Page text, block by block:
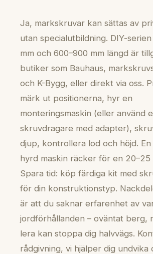
Ja, markskruvar kan sättas av
utan specialutbildning. DIY-
mm och 600–900 mm längd är
butiker som Bauhaus,
och K-Bygg, eller direkt via oss.
märk ut positionerna, hyr en
monteringsmaskin (eller använd
skruvdragare med adapter),
djup, kontrollera lod och höjd. En
hyrd maskin räcker för en 20–25
Spara tid: köp färdiga kit med
för din konstruktionstyp.
är att du saknar erfarenhet av
jordförhållanden – oväntat berg,
lera kan stoppa dig halvvägs.
rådgivning, vi hjälper dig undvika